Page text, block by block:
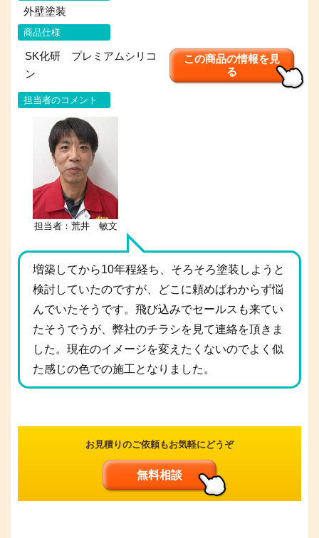
外壁塗装
商品仕様
SK化研 プレミアムシリコ
ン
この商品の情報を見
る
担当者のコメント
担当者：荒井 敏文
増築してから10年程経ち、そろそろ塗装しようと
検討していたのですが、どこに頼めばわからず悩
んでいたそうです。飛び込みでセールスも来てい
たそうでうが、弊社のチラシを見て連絡を頂きま
した。現在のイメージを変えたくないのでよく似
た感じの色での施工となりました。
お見積りのご依頼もお気軽にどうぞ
無料相談